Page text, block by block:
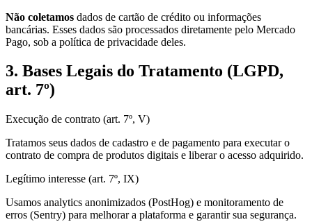
Não coletamos dados de cartão de crédito ou informações
bancárias. Esses dados são processados diretamente pelo Mercado
Pago, sob a política de privacidade deles.
3. Bases Legais do Tratamento (LGPD,
art. 7º)
Execução de contrato (art. 7º, V)
Tratamos seus dados de cadastro e de pagamento para executar o
contrato de compra de produtos digitais e liberar o acesso adquirido.
Legítimo interesse (art. 7º, IX)
Usamos analytics anonimizados (PostHog) e monitoramento de
erros (Sentry) para melhorar a plataforma e garantir sua segurança.